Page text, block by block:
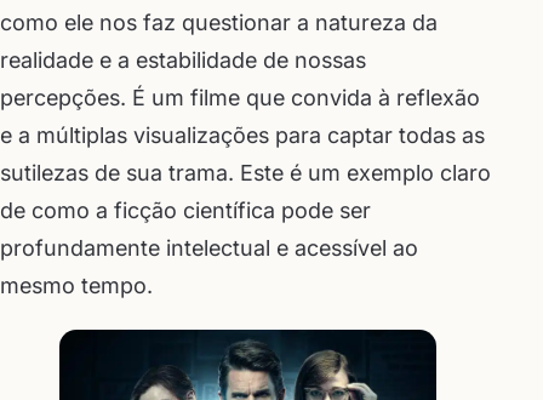
como ele nos faz questionar a natureza da
realidade e a estabilidade de nossas
percepções. É um filme que convida à reflexão
e a múltiplas visualizações para captar todas as
sutilezas de sua trama. Este é um exemplo claro
de como a ficção científica pode ser
profundamente intelectual e acessível ao
mesmo tempo.